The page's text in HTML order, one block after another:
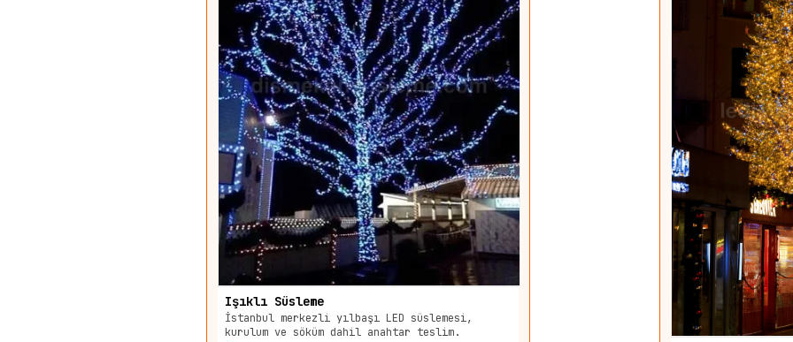
Işıklı Süsleme
İstanbul merkezli yılbaşı LED süslemesi,
kurulum ve söküm dahil anahtar teslim.